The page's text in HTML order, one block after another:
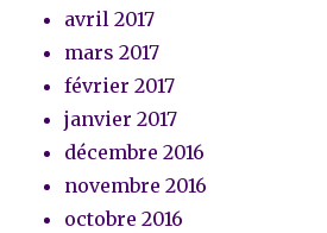
avril 2017
mars 2017
février 2017
janvier 2017
décembre 2016
novembre 2016
octobre 2016